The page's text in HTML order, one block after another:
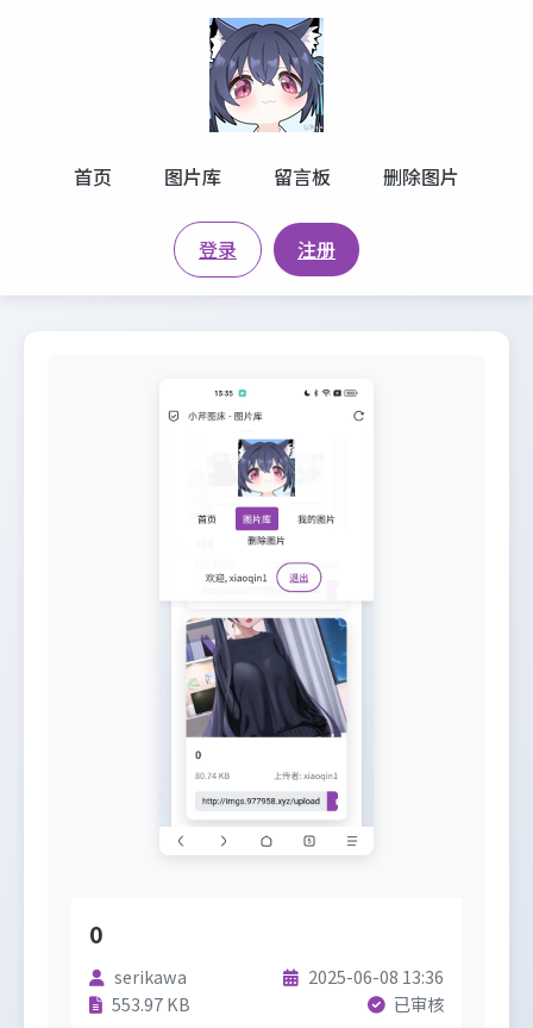
首页 图片库 留言板 删除图片
登录 注册
0
serikawa
2025-06-08 13:36
553.97 KB
已审核